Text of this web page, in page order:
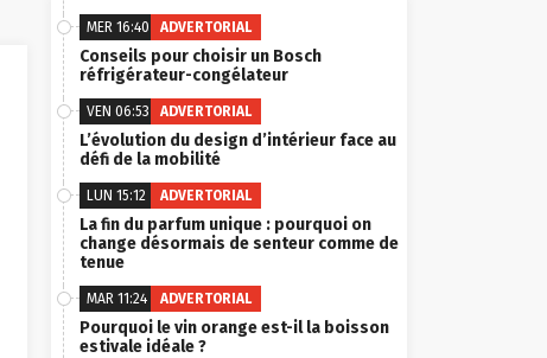
MER 16:40 ADVERTORIAL
Conseils pour choisir un Bosch
réfrigérateur-congélateur
VEN 06:53 ADVERTORIAL
L’évolution du design d’intérieur face au
défi de la mobilité
LUN 15:12 ADVERTORIAL
La fin du parfum unique : pourquoi on
change désormais de senteur comme de
tenue
MAR 11:24 ADVERTORIAL
Pourquoi le vin orange est-il la boisson
estivale idéale ?